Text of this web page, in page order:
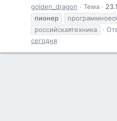
golden_dragon
Тема
пионер
российскаятехника
сегодня